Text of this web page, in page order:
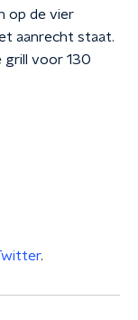
op de vier
aanrecht staat.
grill voor 130
.